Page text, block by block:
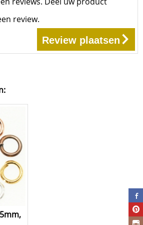
review.
Review plaatsen